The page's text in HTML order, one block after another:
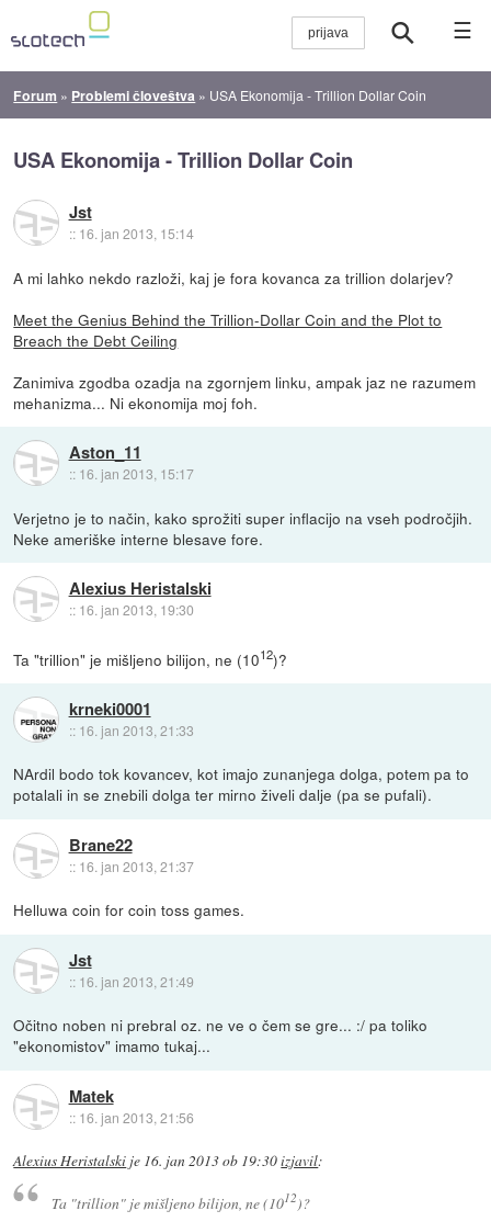
☰
Forum » Problemi človeštva » USA Ekonomija - Trillion Dollar Coin
USA Ekonomija - Trillion Dollar Coin
Jst
:: 16. jan 2013, 15:14
A mi lahko nekdo razloži, kaj je fora kovanca za trillion dolarjev?
Meet the Genius Behind the Trillion-Dollar Coin and the Plot to
Breach the Debt Ceiling
Zanimiva zgodba ozadja na zgornjem linku, ampak jaz ne razumem
mehanizma... Ni ekonomija moj foh.
Aston_11
:: 16. jan 2013, 15:17
Verjetno je to način, kako sprožiti super inflacijo na vseh področjih.
Neke ameriške interne blesave fore.
Alexius Heristalski
:: 16. jan 2013, 19:30
Ta "trillion" je mišljeno bilijon, ne (1012)?
krneki0001
:: 16. jan 2013, 21:33
NArdil bodo tok kovancev, kot imajo zunanjega dolga, potem pa to
potalali in se znebili dolga ter mirno živeli dalje (pa se pufali).
Brane22
:: 16. jan 2013, 21:37
Helluwa coin for coin toss games.
Jst
:: 16. jan 2013, 21:49
Očitno noben ni prebral oz. ne ve o čem se gre... :/ pa toliko
"ekonomistov" imamo tukaj...
Matek
:: 16. jan 2013, 21:56
Alexius Heristalski je 16. jan 2013 ob 19:30izjavil:
Ta "trillion" je mišljeno bilijon, ne (1012 )?